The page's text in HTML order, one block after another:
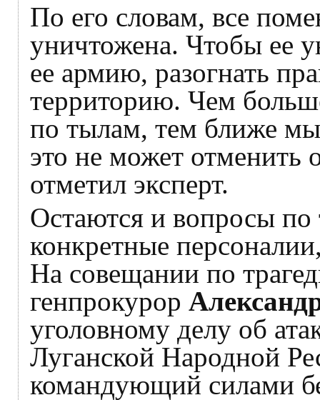
По его словам, все
уничтожена. Чтобы ее
ее армию, разогнать
территорию. Чем
по тылам, тем ближе
это не может отменить
отметил эксперт.
Остаются и вопросы по
конкретные
На совещании по
генпрокурор
уголовному делу об
Луганской Народной
командующий силами